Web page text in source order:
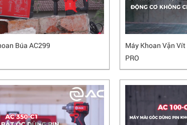
Búa AC299
Máy Khoan Vặn
PRO